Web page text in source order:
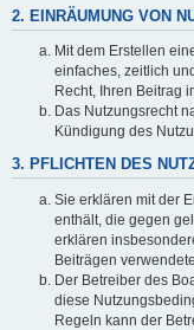
2. EINRÄUMUNG VON
Mit dem Erstellen
einfaches, zeitlich
Recht, Ihren Beitrag
Das Nutzungsrecht
Kündigung des
3. PFLICHTEN DES
Sie erklären mit der
enthält, die gegen
erklären
Beiträgen
Der Betreiber des
diese
Regeln kann der